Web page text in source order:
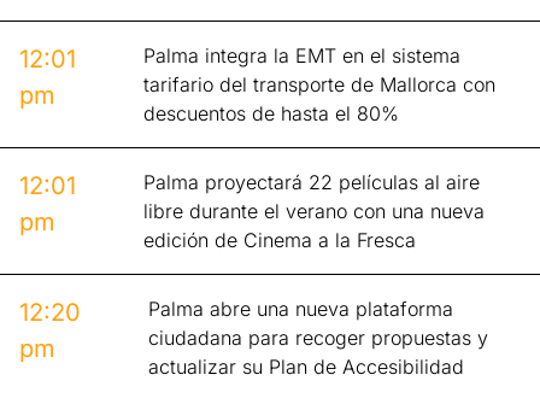
12:01
pm
Palma integra la EMT en el sistema
tarifario del transporte de Mallorca con
descuentos de hasta el 80%
12:01
pm
Palma proyectará 22 películas al aire
libre durante el verano con una nueva
edición de Cinema a la Fresca
12:20
pm
Palma abre una nueva plataforma
ciudadana para recoger propuestas y
actualizar su Plan de Accesibilidad